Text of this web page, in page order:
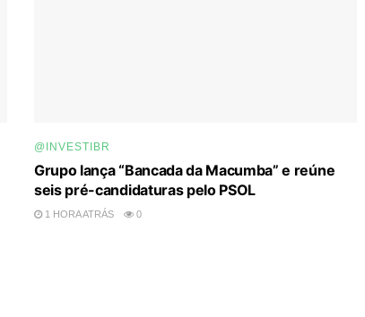
@INVESTIBR
Grupo lança “Bancada da Macumba” e reúne
seis pré-candidaturas pelo PSOL
1 HORA ATRÁS 0